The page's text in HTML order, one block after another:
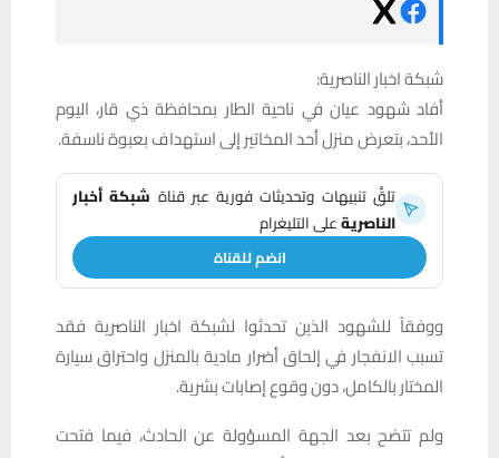
شبكة اخبار الناصرية:
أفاد شهود عيان في ناحية الطار بمحافظة ذي قار، اليوم
الأحد، بتعرض منزل أحد المخاتير إلى استهداف بعبوة ناسفة.
تلقَّ تنبيهات وتحديثات فورية عبر قناة شبكة أخبار
الناصريةعلى التليغرام
انضم للقناة
ووفقاً للشهود الذين تحدثوا لشبكة اخبار الناصرية فقد
تسبب الانفجار في إلحاق أضرار مادية بالمنزل واحتراق سيارة
المختار بالكامل، دون وقوع إصابات بشرية.
ولم تتضح بعد الجهة المسؤولة عن الحادث، فيما فتحت